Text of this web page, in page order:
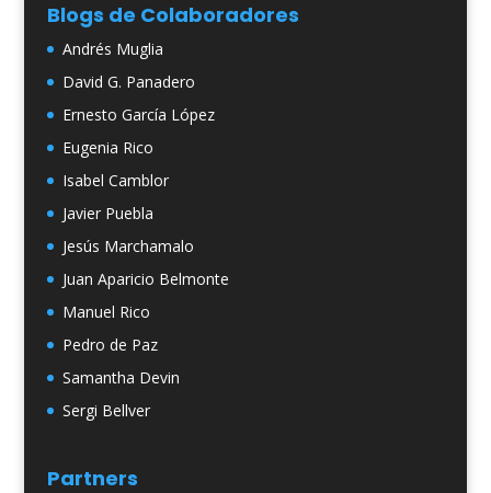
Blogs de Colaboradores
Andrés Muglia
David G. Panadero
Ernesto García López
Eugenia Rico
Isabel Camblor
Javier Puebla
Jesús Marchamalo
Juan Aparicio Belmonte
Manuel Rico
Pedro de Paz
Samantha Devin
Sergi Bellver
Partners